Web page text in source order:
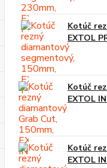
Kotúč
EXTOL
Kotúč
EXTOL
Kotúč
EXTOL